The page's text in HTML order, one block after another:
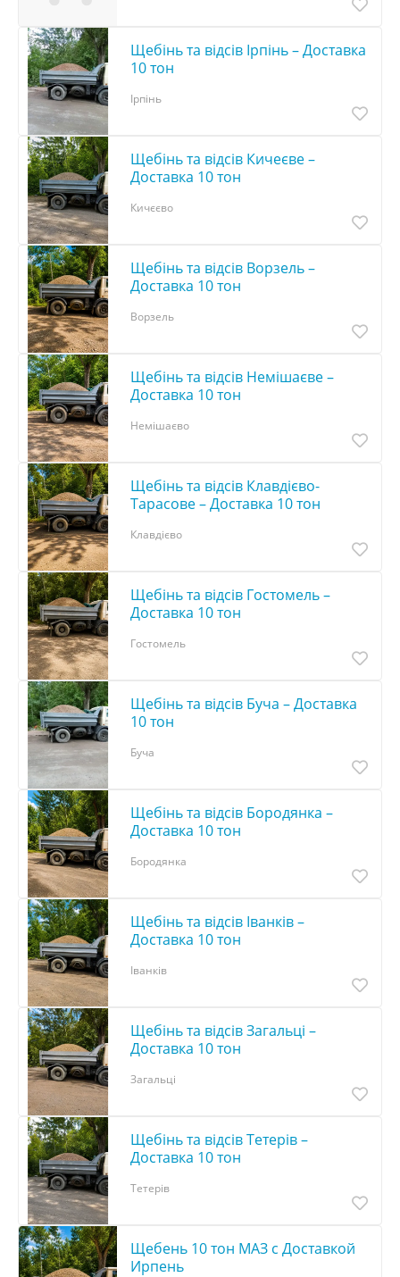
Щебінь та відсів Ірпінь – Доставка
10 тон
Ірпінь
Щебінь та відсів Кичеєве –
Доставка 10 тон
Кичєєво
Щебінь та відсів Ворзель –
Доставка 10 тон
Ворзель
Щебінь та відсів Немішаєве –
Доставка 10 тон
Немішаєво
Щебінь та відсів Клавдієво-
Тарасове – Доставка 10 тон
Клавдієво
Щебінь та відсів Гостомель –
Доставка 10 тон
Гостомель
Щебінь та відсів Буча – Доставка
10 тон
Буча
Щебінь та відсів Бородянка –
Доставка 10 тон
Бородянка
Щебінь та відсів Іванків –
Доставка 10 тон
Іванків
Щебінь та відсів Загальці –
Доставка 10 тон
Загальці
Щебінь та відсів Тетерів –
Доставка 10 тон
Тетерів
Щебень 10 тон МАЗ с Доставкой
Ирпень